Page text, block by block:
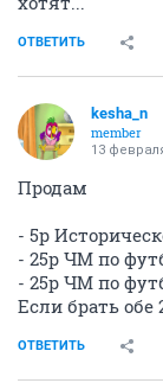
ОТВЕТИТЬ
kesha_n
member
13
Продам
- 5р
- 25р ЧМ по
- 25р ЧМ по
Если брать обе
ОТВЕТИТЬ